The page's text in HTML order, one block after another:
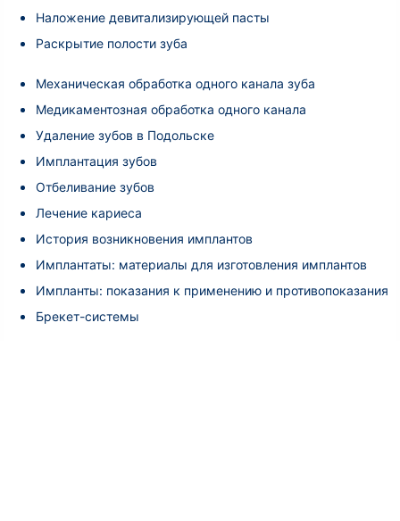
Наложение девитализирующей пасты
Раскрытие полости зуба
Механическая обработка одного канала зуба
Медикаментозная обработка одного канала
Удаление зубов в Подольске
Имплантация зубов
Отбеливание зубов
Лечение кариеса
История возникновения имплантов
Имплантаты: материалы для изготовления имплантов
Импланты: показания к применению и противопоказания
Брекет-системы